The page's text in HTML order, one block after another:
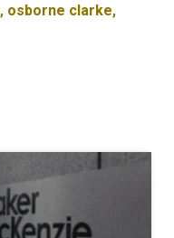
, osborne clarke,